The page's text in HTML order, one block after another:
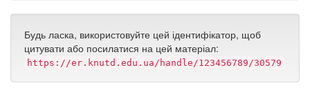
Будь ласка, використовуйте цей ідентифікатор, щоб
цитувати або посилатися на цей матеріал:
https://er.knutd.edu.ua/handle/123456789/30579